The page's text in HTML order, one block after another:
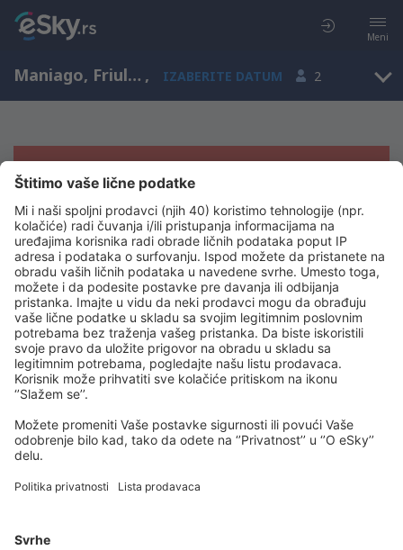
Meni
Maniago, Friuli-Venezia Giulia, Italija , IZABERITE DATUM 2
Žao nam je, ne možemo da prikažemo
rezultate
Pokušajte još jednom kad izaberete druge kriterijume
Copyright © eSky.rs. Sva prava zadržana.